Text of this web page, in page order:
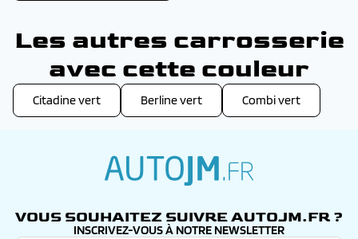
Les autres carrosserie
avec cette couleur
Citadine vert Berline vert Combi vert
VOUS SOUHAITEZ SUIVRE AUTOJM.FR ?
INSCRIVEZ-VOUS À NOTRE NEWSLETTER